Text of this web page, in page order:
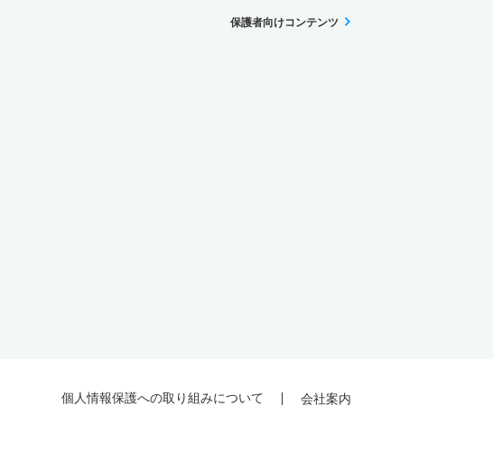
保護者向けコンテンツ
個人情報保護への取り組みについて 会社案内